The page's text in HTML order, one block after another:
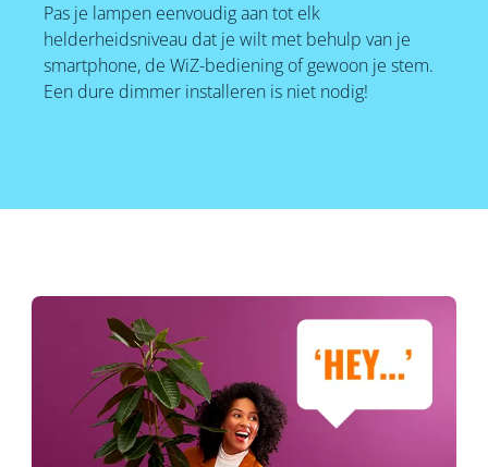
Pas je lampen eenvoudig aan tot elk
helderheidsniveau dat je wilt met behulp van je
smartphone, de WiZ-bediening of gewoon je stem.
Een dure dimmer installeren is niet nodig!